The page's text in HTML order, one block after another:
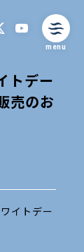
menu
トデー
売のお
イトデー